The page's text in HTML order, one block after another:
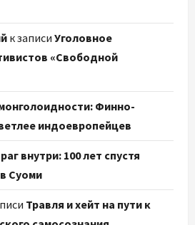
к записи Уголовное
«Свободной
Финно-
индоевропейцев
внутри: 100 лет спустя
Суоми
Травля и хейт на пути к